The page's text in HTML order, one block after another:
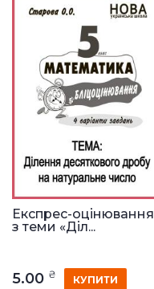
Експрес-оцінювання
з теми «Діл...
5.00 ₴ КУПИТИ